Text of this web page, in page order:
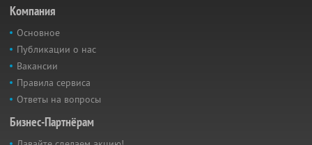
Компания
Основное
Публикации о нас
Вакансии
Правила сервиса
Ответы на вопросы
Бизнес-Партнёрам